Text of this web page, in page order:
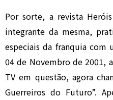
Por sorte, a revista
integrante da mesma,
especiais da franquia com
04 de Novembro de 2001,
TV em questão, agora
Guerreiros do Futuro”.